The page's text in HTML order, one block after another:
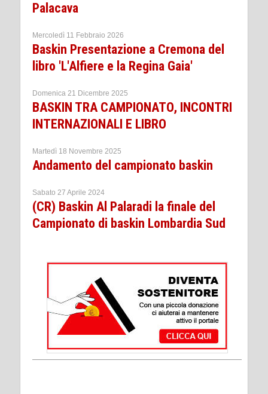
Palacava
Mercoledì 11 Febbraio 2026
Baskin Presentazione a Cremona del
libro 'L'Alfiere e la Regina Gaia'
Domenica 21 Dicembre 2025
BASKIN TRA CAMPIONATO, INCONTRI
INTERNAZIONALI E LIBRO
Martedì 18 Novembre 2025
Andamento del campionato baskin
Sabato 27 Aprile 2024
(CR) Baskin Al Palaradi la finale del
Campionato di baskin Lombardia Sud